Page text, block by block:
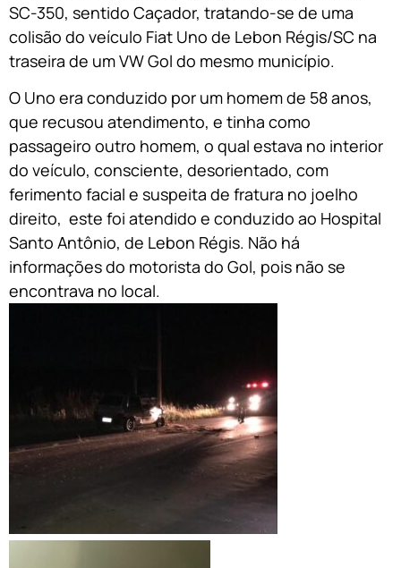
SC-350, sentido Caçador, tratando-se de uma
colisão do veículo Fiat Uno de Lebon Régis/SC na
traseira de um VW Gol do mesmo município.
O Uno era conduzido por um homem de 58 anos,
que recusou atendimento, e tinha como
passageiro outro homem, o qual estava no interior
do veículo, consciente, desorientado, com
ferimento facial e suspeita de fratura no joelho
direito, este foi atendido e conduzido ao Hospital
Santo Antônio, de Lebon Régis. Não há
informações do motorista do Gol, pois não se
encontrava no local.